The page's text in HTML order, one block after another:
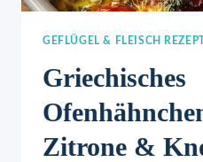
GEFLÜGEL & FLEISCH
Griechisches
Zitrone &